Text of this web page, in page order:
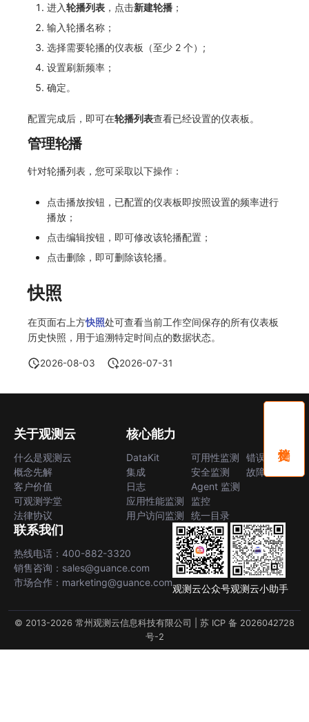
进入轮播列表，点击新建轮播；
输入轮播名称；
选择需要轮播的仪表板（至少 2 个）;
设置刷新频率；
确定。
配置完成后，即可在轮播列表查看已经设置的仪表板。
管理轮播
针对轮播列表，您可采取以下操作：
点击播放按钮，已配置的仪表板即按照设置的频率进行
播放；
点击编辑按钮，即可修改该轮播配置；
点击删除，即可删除该轮播。
快照
在页面右上方快照处可查看当前工作空间保存的所有仪表板
历史快照，用于追溯特定时间点的数据状态。
2026-08-03 2026-07-31
关于观测云
什么是观测云
概念先解
客户价值
可观测学堂
法律协议
核心能力
DataKit
集成
日志
应用性能监测
用户访问监测
可用性监测
安全监测
Agent 监测
监控
统一目录
错误中心
故障中心
联系我们
热线电话：400-882-3320
销售咨询：sales@guance.com
市场合作：marketing@guance.com
观测云公众号观测云小助手
© 2013-2026 常州观测云信息科技有限公司 | 苏 ICP 备 2026042728
号-2